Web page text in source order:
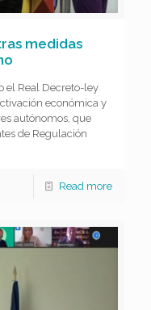
medidas
el Real Decreto-ley
económica y
autónomos, que
de Regulación
Read more